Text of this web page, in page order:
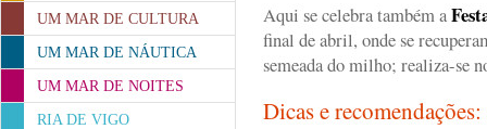
UM MAR DE CULTURA
UM MAR DE NÁUTICA
UM MAR DE NOITES
RIA DE VIGO
Aqui se celebra também a
final de abril, onde se
semeada do milho; realiza-se
Dicas e